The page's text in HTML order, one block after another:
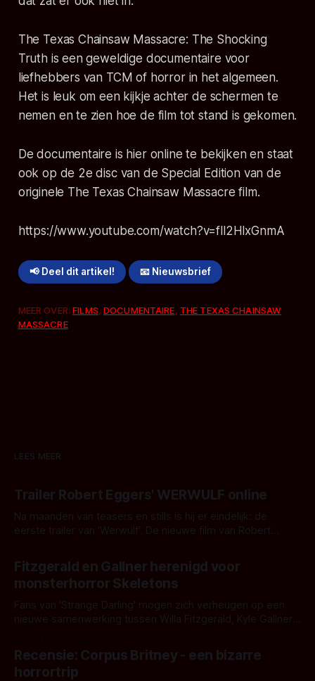
The Texas Chainsaw Massacre: The Shocking
Truth is een geweldige documentaire voor
liefhebbers van TCM of horror in het algemeen.
Het is leuk om een kijkje achter de schermen te
nemen en te zien hoe de film tot stand is gekomen.
De documentaire is hier online te bekijken en staat
ook op de 2e disc van de Special Edition van de
originele The Texas Chainsaw Massacre film.
https://www.youtube.com/watch?v=fll2HlxGnmA
📢 Deel dit artikel! 📧 Nieuwsbrief
MEER OVER:FILMS,DOCUMENTAIRE, THE TEXAS CHAINSAW
MASSACRE
LEES MEER
Trailer Robert Eggers' WERWULF online
Na maanden van teasers en stills is hij er eindelijk: de
eerste trailer van 'Werwulf'. De nieuwe film van Robert
kille stijl vol folklore en mythe. Het topic deze keer is (kon
het het al raden?)... de weerwolf. Kijk je mee?
Fitzgerald en Gallner herenigd voor
monsterhorror Skeletons
Fans van 'Strange Darling' mogen zich verheugen op een
nieuwe samenwerking tussen Willa Fitzgerald, Kyle Gallner
'Skeletons', een nieuwe creature feature waarvoor de
opnames zijn gestart in Australië.
Recensie: Corpus Britney - een bizarre
horrortrip